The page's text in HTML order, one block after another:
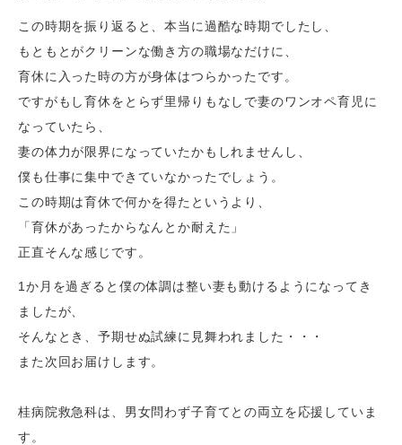
この時期を振り返ると、本当に過酷な時期でしたし、
もともとがクリーンな働き方の職場なだけに、
育休に入った時の方が身体はつらかったです。
ですがもし育休をとらず里帰りもなしで妻のワンオペ育児に
なっていたら、
妻の体力が限界になっていたかもしれませんし、
僕も仕事に集中できていなかったでしょう。
この時期は育休で何かを得たというより、
「育休があったからなんとか耐えた」
正直そんな感じです。
1 か月を過ぎると僕の体調は整い妻も動けるようになってき
ましたが、
そんなとき、予期せぬ試練に見舞われました・・・
また次回お届けします。
桂病院救急科は、男女問わず子育てとの両立を応援していま
す。